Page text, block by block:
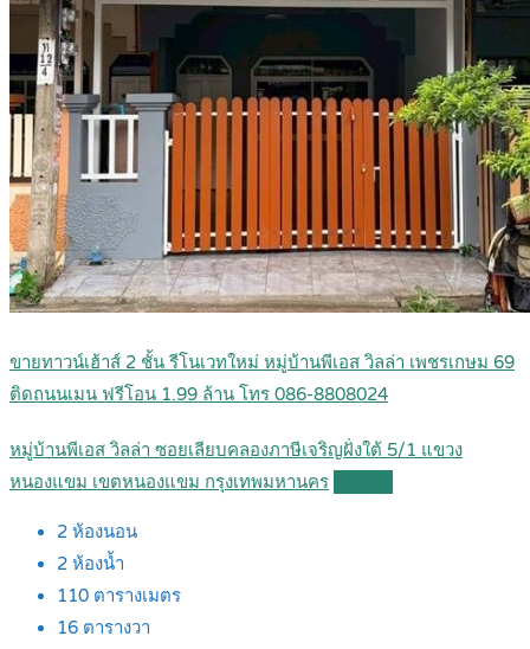
ขายทาวน์เฮ้าส์ 2 ชั้น รีโนเวทใหม่ หมู่บ้านพีเอส วิลล่า เพชรเกษม 69
ติดถนนเมน ฟรีโอน 1.99 ล้าน โทร 086-8808024
หมู่บ้านพีเอส วิลล่า ซอยเลียบคลองภาษีเจริญฝั่งใต้ 5/1 แขวง
หนองแขม เขตหนองแขม กรุงเทพมหานคร
2 ห้องนอน
2 ห้องน้ำ
110 ตารางเมตร
16 ตารางวา